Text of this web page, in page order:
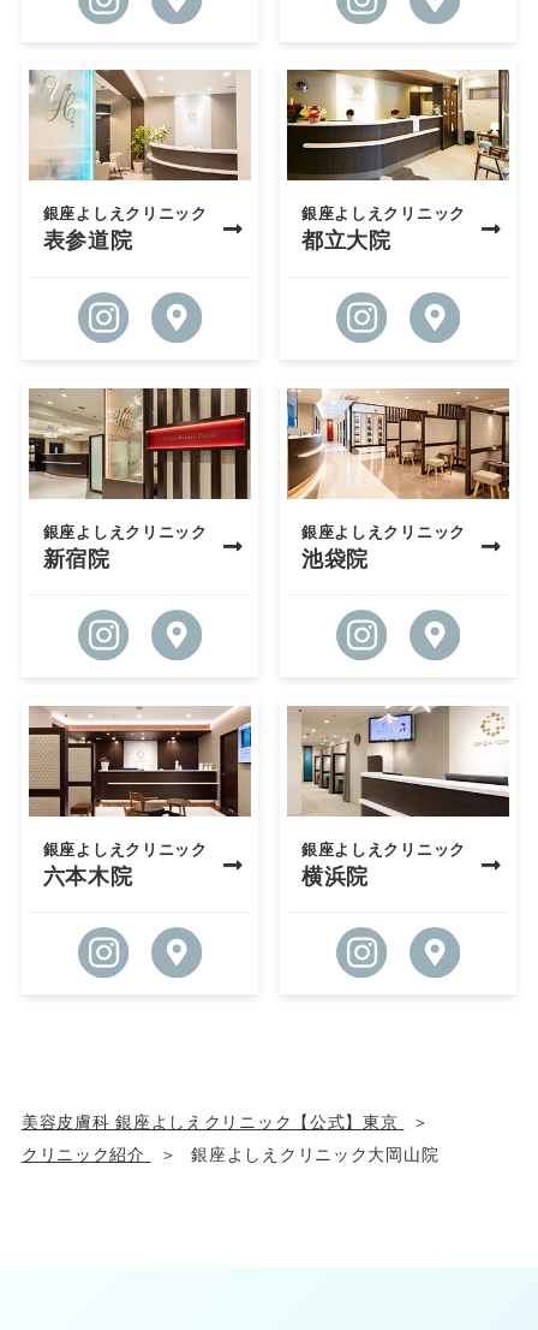
銀座よしえクリニック
表参道院
銀座よしえクリニック
都立大院
銀座よしえクリニック
新宿院
銀座よしえクリニック
池袋院
銀座よしえクリニック
六本木院
銀座よしえクリニック
横浜院
美容皮膚科 銀座よしえクリニック【公式】東京
クリニック紹介
銀座よしえクリニック大岡山院